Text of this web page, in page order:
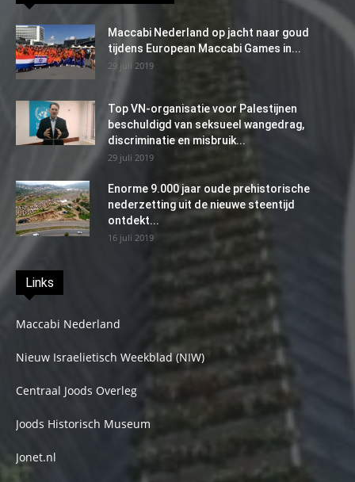
Maccabi Nederland op jacht naar goud
tijdens European Maccabi Games in...
29 juli 2019
Top VN-organisatie voor Palestijnen
beschuldigd van seksueel wangedrag,
discriminatie en misbruik...
29 juli 2019
Enorme 9.000 jaar oude prehistorische
nederzetting uit de nieuwe steentijd
ontdekt...
16 juli 2019
Links
Maccabi Nederland
Nieuw Israelietisch Weekblad (NIW)
Centraal Joods Overleg
Joods Historisch Museum
Jonet.nl